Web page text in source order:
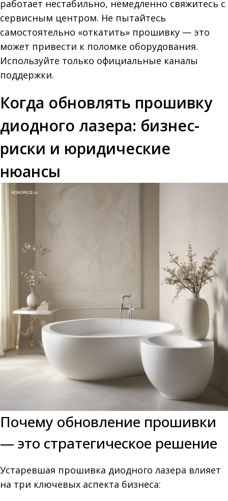
работает нестабильно, немедленно свяжитесь с
сервисным центром. Не пытайтесь
самостоятельно «откатить» прошивку — это
может привести к поломке оборудования.
Используйте только официальные каналы
поддержки.
Когда обновлять прошивку
диодного лазера: бизнес-
риски и юридические
нюансы
Почему обновление прошивки
— это стратегическое решение
Устаревшая прошивка диодного лазера влияет
на три ключевых аспекта бизнеса: